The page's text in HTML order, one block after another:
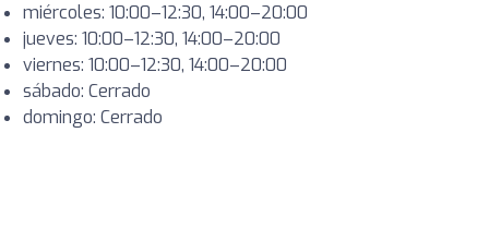
miércoles: 10:00–12:30, 14:00–20:00
jueves: 10:00–12:30, 14:00–20:00
viernes: 10:00–12:30, 14:00–20:00
sábado: Cerrado
domingo: Cerrado